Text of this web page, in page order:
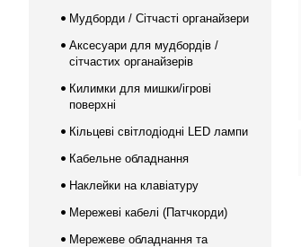
Мудборди / Сітчасті органайзери
Аксесуари для мудбордів /
сітчастих органайзерів
Килимки для мишки/ігрові
поверхні
Кільцеві світлодіодні LED лампи
Кабельне обладнання
Наклейки на клавіатуру
Мережеві кабелі (Патчкорди)
Мережеве обладнання та